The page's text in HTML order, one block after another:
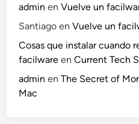
admin enVuelve un
Santiago enVuelve un
Cosas que instalar cuando
facilware enCurrent Tech
admin enThe Secret of
Mac